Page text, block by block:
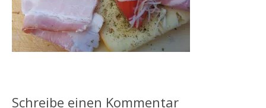
Schreibe einen Kommentar